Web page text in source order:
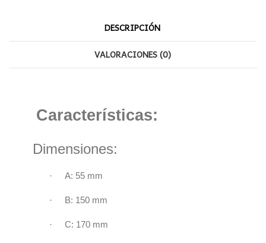
DESCRIPCIÓN
VALORACIONES (0)
Características:
Dimensiones:
· A: 55 mm
· B: 150 mm
· C: 170 mm